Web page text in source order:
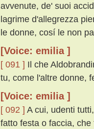
avvenute, de' suoi
lagrime d'allegrezza
le donne, cosí le non
[Voice: emilia ]
[ 091 ] Il che
tu, come l'altre donne,
[Voice: emilia ]
[ 092 ] A cui, udenti
fatto festa o faccia,